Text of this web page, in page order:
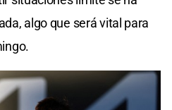
algo que será vital para